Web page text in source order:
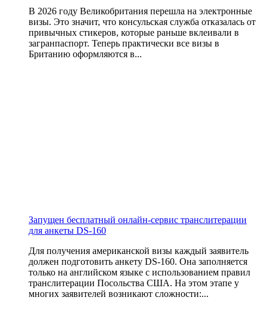
В 2026 году Великобритания перешла на электронные
визы. Это значит, что консульская служба отказалась от
привычных стикеров, которые раньше вклеивали в
загранпаспорт. Теперь практически все визы в
Британию оформляются в...
Запущен бесплатный онлайн-сервис транслитерации
для анкеты DS-160
Для получения американской визы каждый заявитель
должен подготовить анкету DS-160. Она заполняется
только на английском языке с использованием правил
транслитерации Посольства США. На этом этапе у
многих заявителей возникают сложности:...